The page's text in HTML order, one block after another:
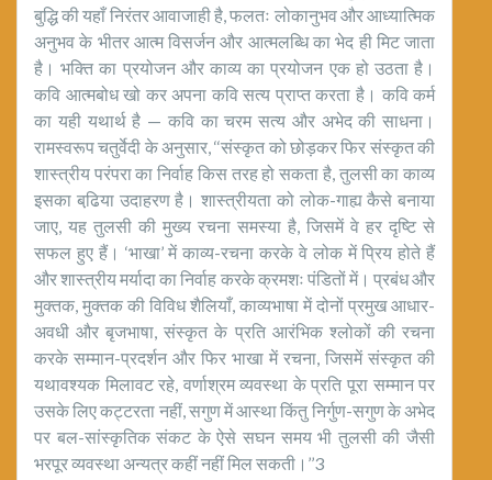
बुद्धि की यहाँ निरंतर आवाजाही है, फलतः लोकानुभव और आध्यात्मिक
अनुभव के भीतर आत्म विसर्जन और आत्मलब्धि का भेद ही मिट जाता
है। भक्ति का प्रयोजन और काव्य का प्रयोजन एक हो उठता है।
कवि आत्मबोध खो कर अपना कवि सत्य प्राप्त करता है। कवि कर्म
का यही यथार्थ है — कवि का चरम सत्य और अभेद की साधना।
रामस्वरूप चतुर्वेदी के अनुसार, ‘‘संस्कृत को छोड़कर फिर संस्कृत की
शास्त्रीय परंपरा का निर्वाह किस तरह हो सकता है, तुलसी का काव्य
इसका बढि़या उदाहरण है। शास्त्रीयता को लोक-गाह्य कैसे बनाया
जाए, यह तुलसी की मुख्य रचना समस्या है, जिसमें वे हर दृष्टि से
सफल हुए हैं। ‘भाखा’ में काव्य-रचना करके वे लोक में प्रिय होते हैं
और शास्त्रीय मर्यादा का निर्वाह करके क्रमशः पंडितों में। प्रबंध और
मुक्तक, मुक्तक की विविध शैलियाँ, काव्यभाषा में दोनों प्रमुख आधार-
अवधी और बृजभाषा, संस्कृत के प्रति आरंभिक श्लोकों की रचना
करके सम्मान-प्रदर्शन और फिर भाखा में रचना, जिसमें संस्कृत की
यथावश्यक मिलावट रहे, वर्णाश्रम व्यवस्था के प्रति पूरा सम्मान पर
उसके लिए कट्टरता नहीं, सगुण में आस्था किंतु निर्गुण-सगुण के अभेद
पर बल-सांस्कृतिक संकट के ऐसे सघन समय भी तुलसी की जैसी
भरपूर व्यवस्था अन्यत्र कहीं नहीं मिल सकती।’’3